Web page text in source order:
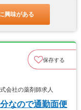
興味がある
保存する
会社の薬剤師求人
なので通勤面便